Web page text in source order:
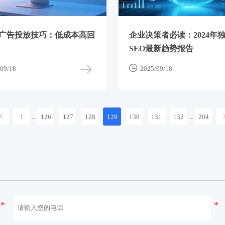
告投放技巧：低成本高回
18
企业决策者必读：2024年
SEO最新趋势报告
 2025/09/18
1 ... 126 127 128 129 130 131 132 ... 204